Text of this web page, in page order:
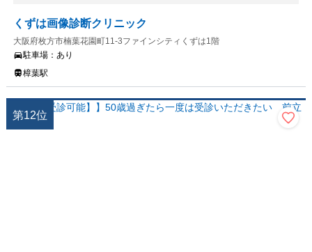
くずは画像診断クリニック
大阪府枚方市楠葉花園町11-3ファインシティくずは1階
駐車場： あり
樟葉駅
第12位